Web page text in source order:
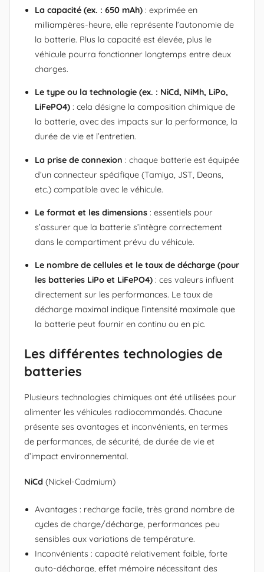
La capacité (ex. : 650 mAh) : exprimée en
milliampères-heure, elle représente l’autonomie de
la batterie. Plus la capacité est élevée, plus le
véhicule pourra fonctionner longtemps entre deux
charges.
Le type ou la technologie (ex. : NiCd, NiMh, LiPo,
LiFePO4) : cela désigne la composition chimique de
la batterie, avec des impacts sur la performance, la
durée de vie et l’entretien.
La prise de connexion : chaque batterie est équipée
d’un connecteur spécifique (Tamiya, JST, Deans,
etc.) compatible avec le véhicule.
Le format et les dimensions : essentiels pour
s’assurer que la batterie s’intègre correctement
dans le compartiment prévu du véhicule.
Le nombre de cellules et le taux de décharge (pour
les batteries LiPo et LiFePO4) : ces valeurs influent
directement sur les performances. Le taux de
décharge maximal indique l’intensité maximale que
la batterie peut fournir en continu ou en pic.
Les différentes technologies de
batteries
Plusieurs technologies chimiques ont été utilisées pour
alimenter les véhicules radiocommandés. Chacune
présente ses avantages et inconvénients, en termes
de performances, de sécurité, de durée de vie et
d’impact environnemental.
NiCd (Nickel-Cadmium)
Avantages : recharge facile, très grand nombre de
cycles de charge/décharge, performances peu
sensibles aux variations de température.
Inconvénients : capacité relativement faible, forte
auto-décharge, effet mémoire nécessitant des